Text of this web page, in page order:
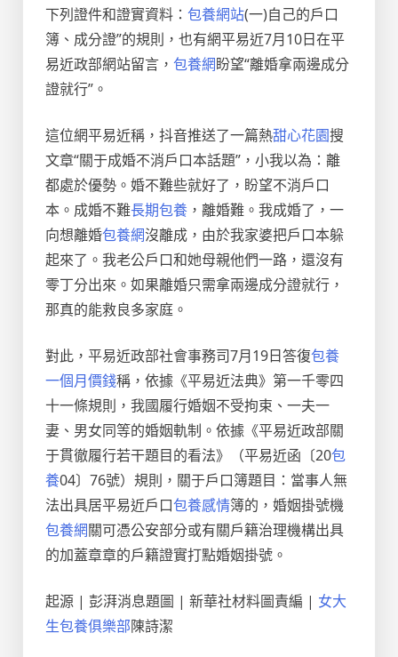
下列證件和證實資料： 包養網站(一)自己的戶口
簿、成分證”的規則，也有網平易近7月10日在平
易近政部網站留言， 包養網盼望“離婚拿兩邊成分
證就行”。
這位網平易近稱，抖音推送了一篇熱甜心花園搜
文章“關于成婚不消戶口本話題”，小我以為：離
都處於優勢。婚不難些就好了，盼望不消戶口
本。成婚不難長期包養 ，離婚難。我成婚了，一
向想離婚包養網沒離成，由於我家婆把戶口本躲
起來了。我老公戶口和她母親他們一路，還沒有
零丁分出來。如果離婚只需拿兩邊成分證就行，
那真的能救良多家庭。
對此，平易近政部社會事務司7月19日答復包養
一個月價錢稱，依據《平易近法典》第一千零四
十一條規則，我國履行婚姻不受拘束、一夫一
妻、男女同等的婚姻軌制。依據《平易近政部關
于貫徹履行若干題目的看法》（平易近函〔20包
養04〕76號）規則，關于戶口簿題目：當事人無
法出具居平易近戶口包養感情簿的，婚姻掛號機
包養網關可憑公安部分或有關戶籍治理機構出具
的加蓋章章的戶籍證實打點婚姻掛號。
起源 | 彭湃消息題圖 | 新華社材料圖責編 | 女大
生包養俱樂部陳詩潔